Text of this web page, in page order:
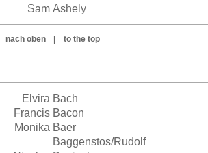
Sam Ashely
nach oben to the top
Elvira Bach
Francis Bacon
Monika Baer
Baggenstos/Rudolf